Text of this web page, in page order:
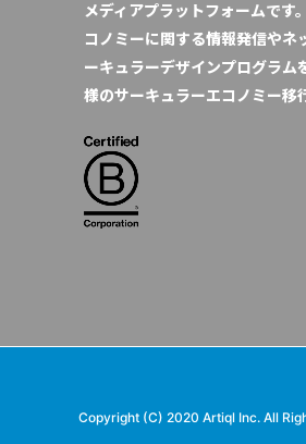
メディアプラットフォームです
コノミーに関する情報発信やネ
ーキュラーデザインプログラム
様のサーキュラーエコノミー移
Copyright (C) 2020 Artiql Inc. All